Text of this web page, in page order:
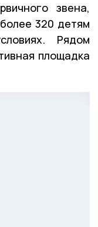
звена,
320 детям
Рядом
площадка